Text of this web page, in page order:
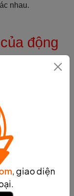
nhau.
động
khái niệm cơ
cơ là một
lượng từ một
lý hoạt
động và
gồm: hút,
hợp nhiên liệu-
trong quá trình
, giao diện